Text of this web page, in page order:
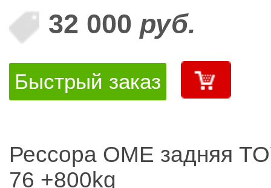
32 000 руб.
Быстрый заказ
Рессора OME задняя
76 +800kg